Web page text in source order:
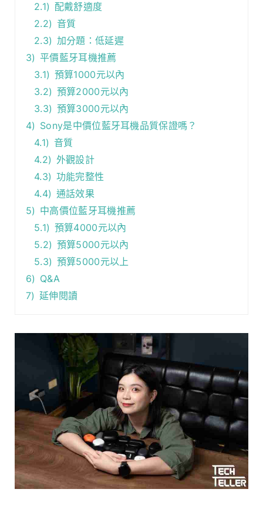
2.1) 配戴舒適度
2.2) 音質
2.3) 加分題：低延遲
3) 平價藍牙耳機推薦
3.1) 預算1000元以內
3.2) 預算2000元以內
3.3) 預算3000元以內
4) Sony是中價位藍牙耳機品質保證嗎？
4.1) 音質
4.2) 外觀設計
4.3) 功能完整性
4.4) 通話效果
5) 中高價位藍牙耳機推薦
5.1) 預算4000元以內
5.2) 預算5000元以內
5.3) 預算5000元以上
6) Q&A
7) 延伸閱讀